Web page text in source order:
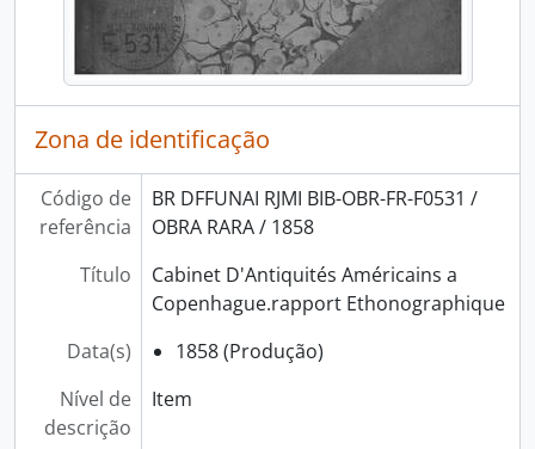
Zona de identificação
Código de
referência
BR DFFUNAI RJMI BIB-OBR-FR-F0531 /
OBRA RARA / 1858
Título
Cabinet D'Antiquités Américains a
Copenhague.rapport Ethonographique
Data(s)
1858 (Produção)
Nível de
descrição
Item